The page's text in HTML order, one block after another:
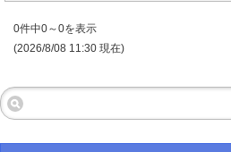
0件中0～0を表示
(2026/8/08 11:30 現在)